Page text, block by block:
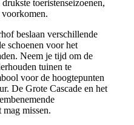
toeristenseizoenen,
voorkomen.
beslaan verschillende
schoenen voor het
Neem je tijd om de
tuinen te
voor de hoogtepunten
De Grote Cascade en het
missen.